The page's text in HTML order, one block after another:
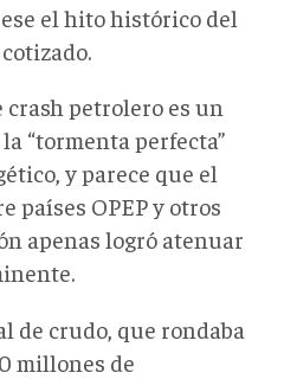
el hito histórico del
petrolero es un
“tormenta perfecta”
y parece que el
países OPEP y otros
apenas logró atenuar
de crudo, que rondaba
millones de